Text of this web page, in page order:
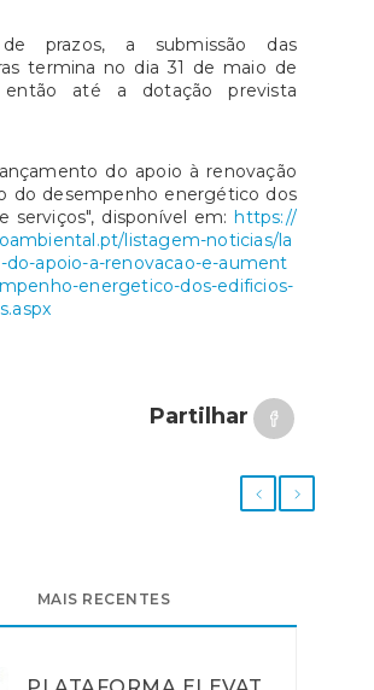
prazos, a submissão das
termina no dia 31 de maio de
até a dotação prevista
do apoio à renovação
do desempenho energético dos
serviços", disponível em: https://
listagem-noticias/la
apoio-a-renovacao-e-aument
energetico-dos-edificios-
Partilhar
MAIS RECENTES